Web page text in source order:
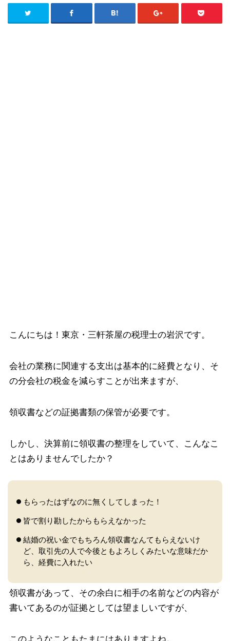
こんにちは！東京・三軒茶屋の税理士の岩沢です。
会社の業務に関連する支出は基本的に経費となり、そ
の分会社の税金を減らすことが出来ますが、
領収書などの証拠書類の保管が必要です。
しかし、決算前に領収書の整理をしていて、こんなこ
とはありませんでしたか？
もらったはずなのに無くしてしまった！
皆で割り勘したからもらえなかった
結婚の祝い金でもちろん領収書なんてもらえないけ
ど、取引先の人で今後ともよろしくみたいな意味だか
ら、経費に入れたい
領収書があって、その余白に相手の名前などの内容が
書いてあるのが証拠としては望ましいですが、